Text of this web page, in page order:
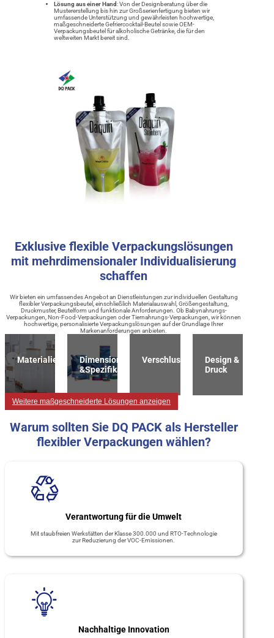
Lösung aus einer Hand: Von der Designberatung über die
Mustererstellung bis hin zur Großserienfertigung bieten wir
umfassende Unterstützung und gewährleisten hochwertige,
maßgeschneiderte Gefriercocktail-Beutel sowie OEM-
Verpackungsbeutel für alkoholische Getränke, die für den
weltweiten Markt bereit sind.
Exklusive flexible Verpackungslösungen
mit mehrdimensionaler Individualisierung
schaffen
Wir bieten ein umfassendes Angebot an Dienstleistungen zur individuellen Gestaltung
flexibler Verpackungsbeutel, einschließlich Materialauswahl, Größengestaltung,
Druckmuster, Beutelform und funktionale Anforderungen. Ob Babynahrungs-
Verpackungen, Non-Food-Verpackungen oder Tiernahrungs-Verpackungen, wir können
hochwertige, personalisierte Verpackungslösungen auf der Grundlage Ihrer
Markenanforderungen anbieten.
Materialien
Dimension
&Spezifikation
Verschlussart
Design &
Druck
Weitere maßgeschneiderte Lösungen anzeigen
Warum sollten Sie DQ PACK als Hersteller
flexibler Verpackungen wählen?
Verantwortung für die Umwelt
Mit staubfreien Werkstätten der Klasse 300.000 und RTO-Technologie
zur Reduzierung der VOC-Emissionen.
Nachhaltige Innovation